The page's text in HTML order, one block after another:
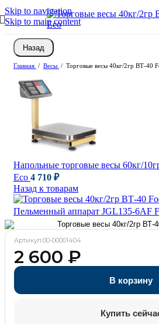
Skip to navigation
Skip to main content
Назад
Главная / Весы / Торговые весы 40кг/2гр ВТ-40
Напольные торговые весы 60кг/
Eco 4 710 ₽
Назад к товарам
Пельменный аппарат JGL135-6AF
Артикул:00-00001404
2 600 ₽
В корзину
Купить